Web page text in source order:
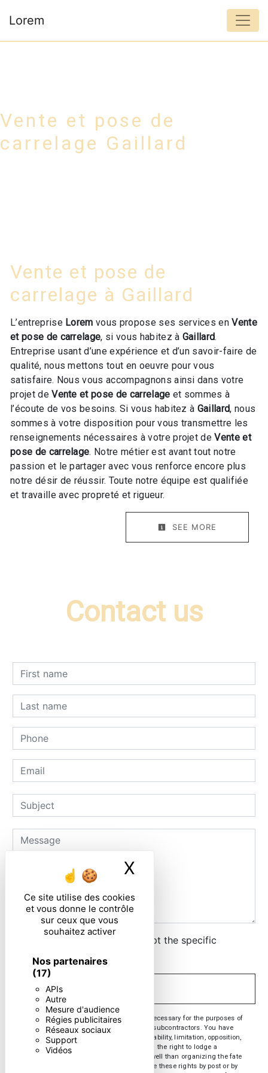
Ce site utilise des cookies
et vous donne le contrôle
sur ceux que vous
souhaitez activer
Nos partenaires
(17)
APIs
Autre
Mesure d'audience
Régies publicitaires
Réseaux sociaux
Support
Vidéos
X
Lorem
Vente et pose de
carrelage Gaillard
Vente et pose de
carrelage à Gaillard
L’entreprise Lorem vous propose ses services enVente
et pose de carrelage, si vous habitez à Gaillard.
Entreprise usant d’une expérience et d’un savoir-faire de
qualité, nous mettons tout en oeuvre pour vous
satisfaire. Nous vous accompagnons ainsi dans votre
projet deVente et pose de carrelage et sommes à
l’écoute de vos besoins. Si vous habitez à Gaillard, nous
sommes à votre disposition pour vous transmettre les
renseignements nécessaires à votre projet deVente et
pose de carrelage. Notre métier est avant tout notre
passion et le partager avec vous renforce encore plus
notre désir de réussir. Toute notre équipe est qualifiée
et travaille avec propreté et rigueur.
SEE MORE
Contact us
By checking this box, I accept the specific
conditions below **
** The personal data communicated are necessary for the purposes of
contacting you. They are intended and its subcontractors. You have
rights of access, rectification, erasure, portability, limitation, opposition,
withdrawal of your consent at any time and the right to lodge a
complaint with a supervisory authority, as well than organizing the fate
of your post-mortem data. You can exercise these rights by post or by